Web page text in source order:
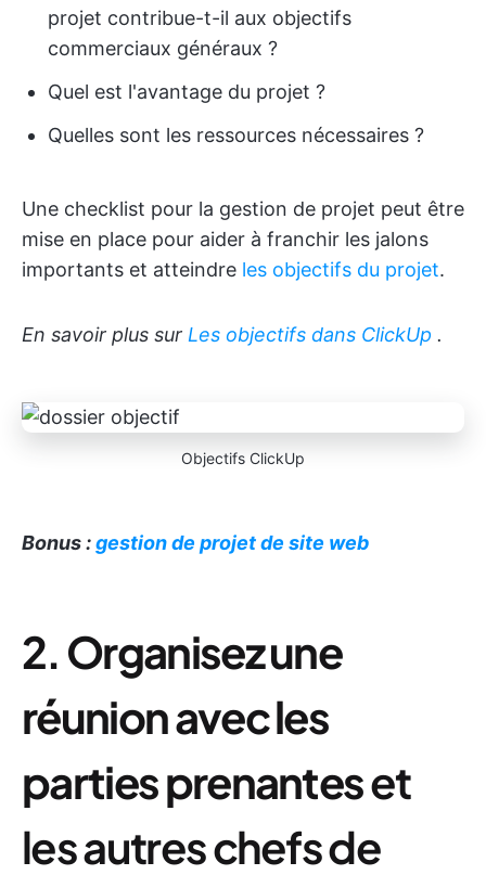
projet contribue-t-il aux objectifs
commerciaux généraux ?
Quel est l'avantage du projet ?
Quelles sont les ressources nécessaires ?
Une checklist pour la gestion de projet peut être
mise en place pour aider à franchir les jalons
importants et atteindre les objectifs du projet.
En savoir plus sur Les objectifs dans ClickUp .
Objectifs ClickUp
Bonus :gestion de projet de site web
2. Organisez une
réunion avec les
parties prenanteset
les autres chefs de